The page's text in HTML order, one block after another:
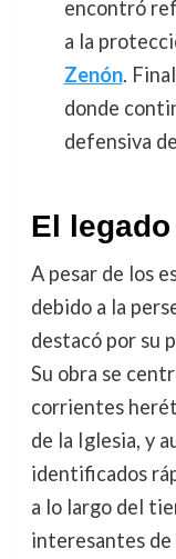
encontró
a la
Zenón.
donde
defensiva
El
A pesar de los
debido a la
destacó por su
Su obra se
corrientes
de la Iglesia, y
identificados
a lo largo del
interesantes de